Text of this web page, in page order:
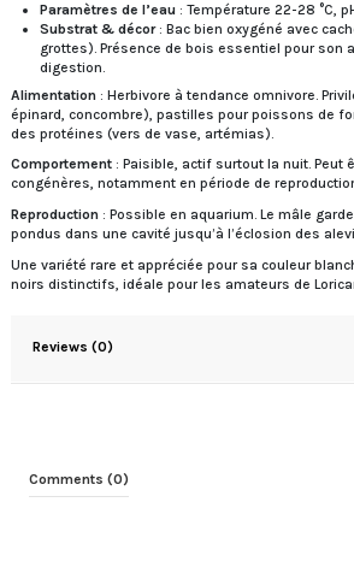
Paramètres de l’eau : Température 22-28 °C,
Substrat & décor: Bac bien oxygéné avec
grottes). Présence de bois essentiel pour son
digestion.
Alimentation : Herbivore à tendance omnivore.
épinard, concombre), pastilles pour poissons de
des protéines (vers de vase, artémias).
Comportement : Paisible, actif surtout la nuit. Peut
congénères, notamment en période de
Reproduction : Possible en aquarium. Le mâle
pondus dans une cavité jusqu’à l’éclosion des
Une variété rare et appréciée pour sa couleur
noirs distinctifs, idéale pour les amateurs de
Reviews (0)
Comments (0)